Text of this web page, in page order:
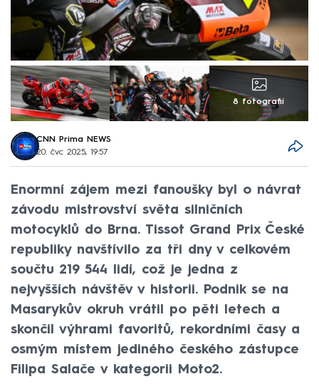
8 fotografií
CNN Prima NEWS
20. čvc 2025, 19:57
Enormní zájem mezi fanoušky byl o návrat
závodu mistrovství světa silničních
motocyklů do Brna. Tissot Grand Prix České
republiky navštívilo za tři dny v celkovém
součtu 219 544 lidí, což je jedna z
nejvyšších návštěv v historii. Podnik se na
Masarykův okruh vrátil po pěti letech a
skončil výhrami favoritů, rekordními časy a
osmým místem jediného českého zástupce
Filipa Salače v kategorii Moto2.